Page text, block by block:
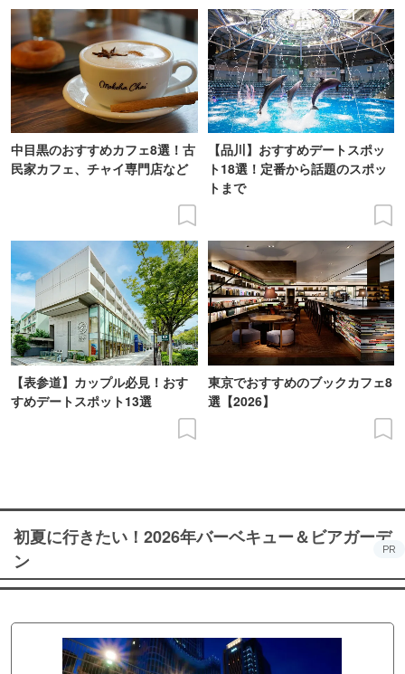
中目黒のおすすめカフェ8選！古
民家カフェ、チャイ専門店など
【品川】おすすめデートスポッ
ト18選！定番から話題のスポッ
トまで
【表参道】カップル必見！おす
すめデートスポット13選
東京でおすすめのブックカフェ8
選【2026】
初夏に行きたい！2026年バーベキュー＆ビアガーデ
ン
PR